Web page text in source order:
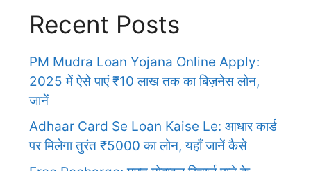
Recent Posts
PM Mudra Loan Yojana Online Apply:
2025 में ऐसे पाएं ₹10 लाख तक का बिज़नेस लोन,
जानें
Adhaar Card Se Loan Kaise Le: आधार कार्ड
पर मिलेगा तुरंत ₹5000 का लोन, यहाँ जानें कैसे